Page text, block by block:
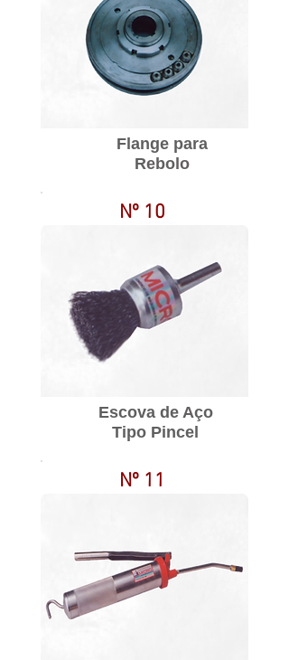
Flange para
Rebolo
Nº 10
Escova de Aço
Tipo Pincel
Nº 11